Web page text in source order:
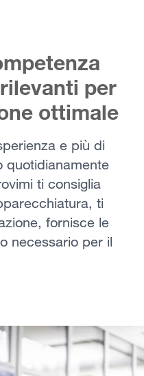
per
ottimale
e più di
quotidianamente
ti consiglia
ti
fornisce le
necessario per il